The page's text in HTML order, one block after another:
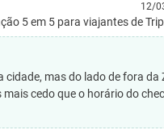
12/
mas do lado de fora da
cedo que o horário do